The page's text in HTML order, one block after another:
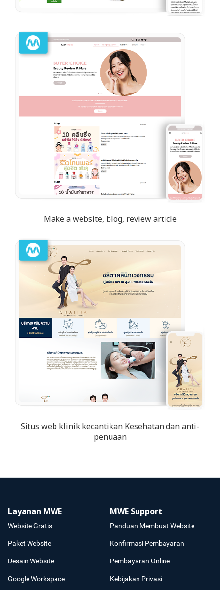
Make a website, blog, review article
Situs web klinik kecantikan Kesehatan dan anti-
penuaan
Layanan MWE
Website Gratis
Paket Website
Desain Website
Google Workspace
MWE Support
Panduan Membuat Website
Konfirmasi Pembayaran
Pembayaran Online
Kebijakan Privasi